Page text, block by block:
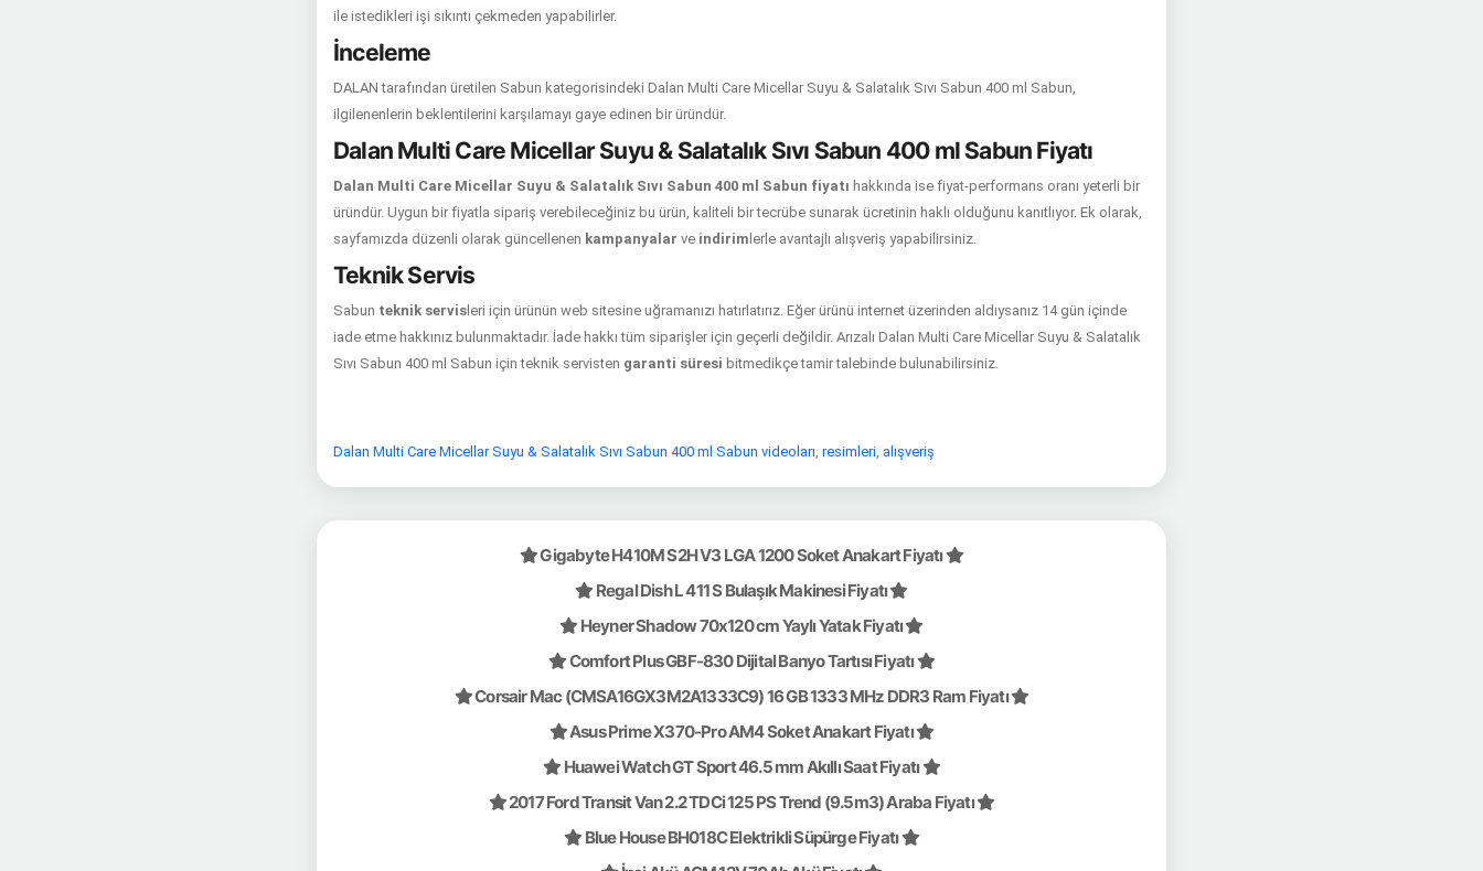
ile istedikleri işi sıkıntı çekmeden yapabilirler.
İnceleme
DALAN tarafından üretilen Sabun kategorisindeki Dalan Multi Care Micellar Suyu & Salatalık Sıvı Sabun 400 ml Sabun,
ilgilenenlerin beklentilerini karşılamayı gaye edinen bir üründür.
Dalan Multi Care Micellar Suyu & Salatalık Sıvı Sabun 400 ml Sabun Fiyatı
Dalan Multi Care Micellar Suyu & Salatalık Sıvı Sabun 400 ml Sabun fiyatı hakkında ise fiyat-performans oranı yeterli bir
üründür. Uygun bir fiyatla sipariş verebileceğiniz bu ürün, kaliteli bir tecrübe sunarak ücretinin haklı olduğunu kanıtlıyor. Ek olarak,
sayfamızda düzenli olarak güncellenen kampanyalar ve indirim lerle avantajlı alışveriş yapabilirsiniz.
Teknik Servis
Sabun teknik servis leri için ürünün web sitesine uğramanızı hatırlatırız. Eğer ürünü internet üzerinden aldıysanız 14 gün içinde
iade etme hakkınız bulunmaktadır. İade hakkı tüm siparişler için geçerli değildir. Arızalı Dalan Multi Care Micellar Suyu & Salatalık
Sıvı Sabun 400 ml Sabun için teknik servisten garanti süresi bitmedikçe tamir talebinde bulunabilirsiniz.
Dalan Multi Care Micellar Suyu & Salatalık Sıvı Sabun 400 ml Sabun videoları, resimleri, alışveriş
Gigabyte H410M S2H V3 LGA 1200 Soket Anakart Fiyatı
Regal Dish L 411 S Bulaşık Makinesi Fiyatı
Heyner Shadow 70x120 cm Yaylı Yatak Fiyatı
Comfort Plus GBF-830 Dijital Banyo Tartısı Fiyatı
Corsair Mac (CMSA16GX3M2A1333C9) 16 GB 1333 MHz DDR3 Ram Fiyatı
Asus Prime X370-Pro AM4 Soket Anakart Fiyatı
Huawei Watch GT Sport 46.5 mm Akıllı Saat Fiyatı
2017 Ford Transit Van 2.2 TDCi 125 PS Trend (9.5m3) Araba Fiyatı
Blue House BH018C Elektrikli Süpürge Fiyatı